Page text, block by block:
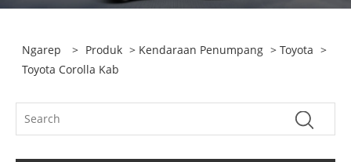
Ngarep > Produk > Kendaraan Penumpang >Toyota >
Toyota Corolla Kab